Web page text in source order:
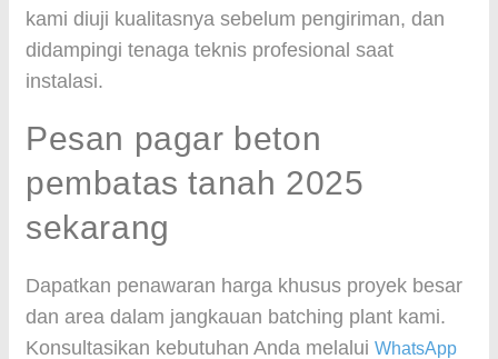
kami diuji kualitasnya sebelum pengiriman, dan
didampingi tenaga teknis profesional saat
instalasi.
Pesan pagar beton
pembatas tanah 2025
sekarang
Dapatkan penawaran harga khusus proyek besar
dan area dalam jangkauan batching plant kami.
Konsultasikan kebutuhan Anda melalui WhatsApp